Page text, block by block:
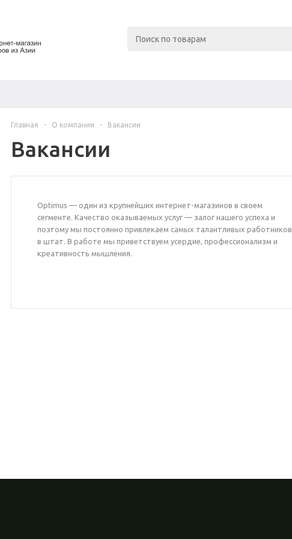
Главная - О компании - Вакансии
Вакансии
Optimus — один из крупнейших интернет-магазинов в своем
сегменте. Качество оказываемых услуг — залог нашего успеха и
поэтому мы постоянно привлекаем самых талантливых работников
в штат. В работе мы приветствуем усердие, профессионализм и
креативность мышления.